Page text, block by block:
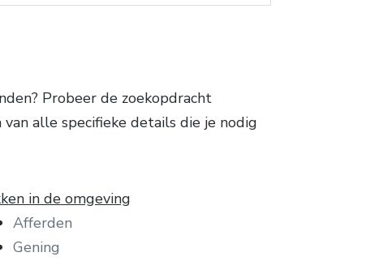
Probeer de zoekopdracht
alle specifieke details die je nodig
in de omgeving
Afferden
Gening